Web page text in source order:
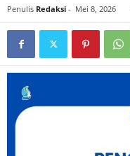
Penulis Redaksi - Mei 8, 2026